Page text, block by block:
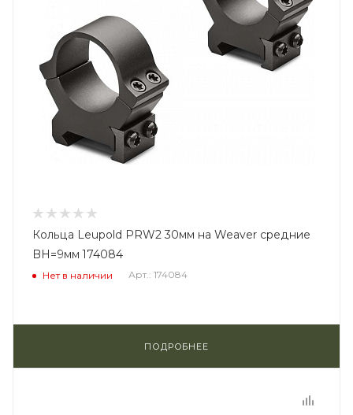
Кольца Leupold PRW2 30мм на Weaver средние
BH=9мм 174084
Нет в наличии Арт.: 174084
ПОДРОБНЕЕ